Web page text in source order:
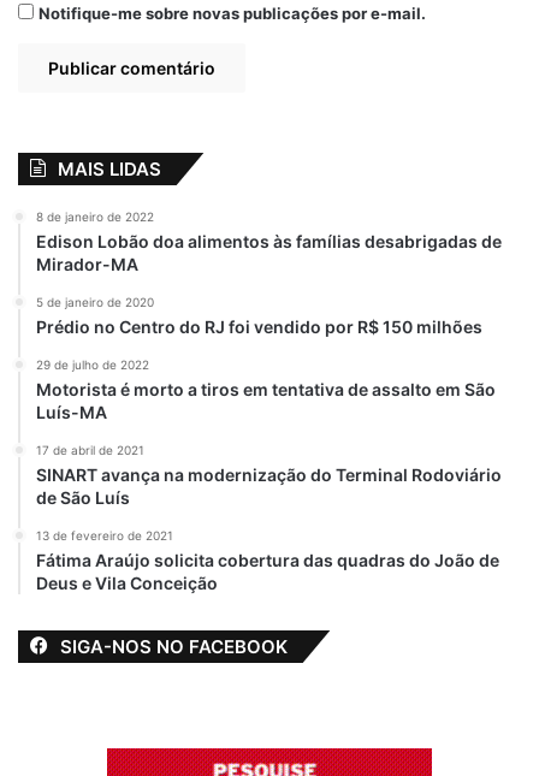
Notifique-me sobre novas publicações por e-mail.
MAIS LIDAS
8 de janeiro de 2022
Edison Lobão doa alimentos às famílias desabrigadas de
Mirador-MA
5 de janeiro de 2020
Prédio no Centro do RJ foi vendido por R$ 150 milhões
29 de julho de 2022
Motorista é morto a tiros em tentativa de assalto em São
Luís-MA
17 de abril de 2021
SINART avança na modernização do Terminal Rodoviário
de São Luís
13 de fevereiro de 2021
Fátima Araújo solicita cobertura das quadras do João de
Deus e Vila Conceição
SIGA-NOS NO FACEBOOK